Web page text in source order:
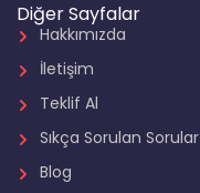
Diğer Sayfalar
Hakkımızda
İletişim
Teklif Al
Sıkça Sorulan Sorular
Blog